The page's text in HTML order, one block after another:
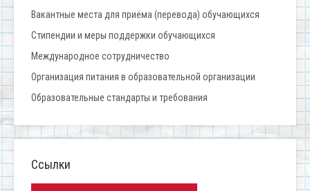
Вакантные места для приёма (перевода) обучающихся
Стипендии и меры поддержки обучающихся
Международное сотрудничество
Организация питания в образовательной организации
Образовательные стандарты и требования
Ссылки